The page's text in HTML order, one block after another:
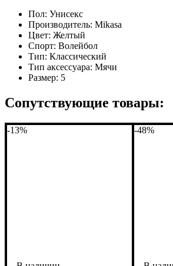
Пол: Унисекс
Производитель: Mikasa
Цвет: Желтый
Спорт: Волейбол
Тип: Классический
Тип аксессуара: Мячи
Размер: 5
Сопутствующие товары:
-13% -48%